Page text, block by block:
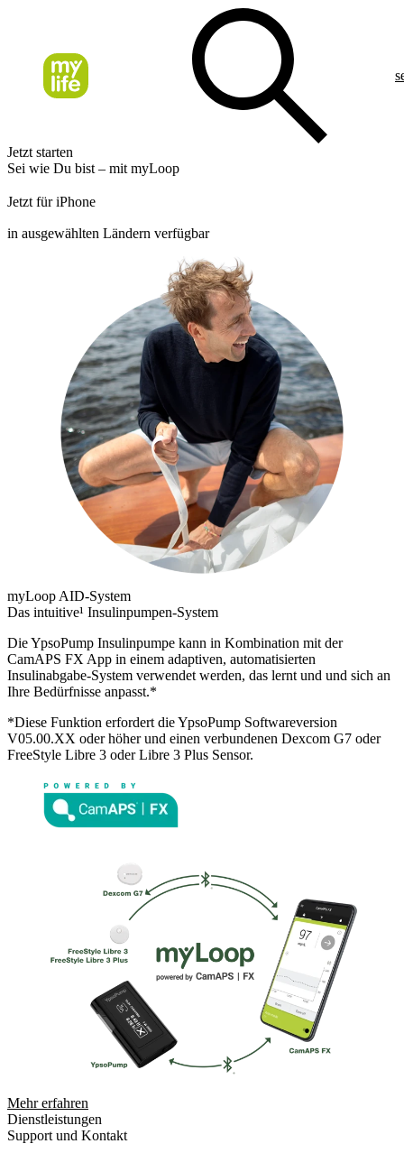
Jetzt starten
Sei wie Du bist – mit myLoop
Jetzt für iPhone
in ausgewählten Ländern verfügbar
myLoop AID-System
Das intuitive¹ Insulinpumpen-System
Die YpsoPump Insulinpumpe kann in Kombination mit der
CamAPS FX App in einem adaptiven, automatisierten
Insulinabgabe-System verwendet werden, das lernt und und sich an
Ihre Bedürfnisse anpasst.*
*Diese Funktion erfordert die YpsoPump Softwareversion
V05.00.XX oder höher und einen verbundenen Dexcom G7 oder
FreeStyle Libre 3 oder Libre 3 Plus Sensor.
Mehr erfahren
Dienstleistungen
Support und Kontakt